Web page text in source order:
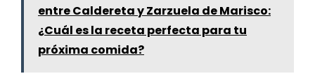
entre Caldereta y Zarzuela de Marisco:
¿Cuál es la receta perfecta para tu
próxima comida?